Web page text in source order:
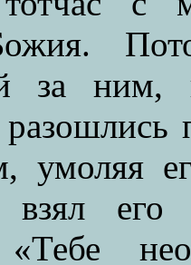
за ним,
умоляя
взял
«Тебе